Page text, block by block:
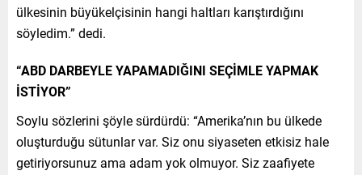
ülkesinin büyükelçisinin hangi haltları karıştırdığını
söyledim.” dedi.
“ABD DARBEYLE YAPAMADIĞINI SEÇİMLE YAPMAK
İSTİYOR”
Soylu sözlerini şöyle sürdürdü: “Amerika’nın bu ülkede
oluşturduğu sütunlar var. Siz onu siyaseten etkisiz hale
getiriyorsunuz ama adam yok olmuyor. Siz zaafiyete